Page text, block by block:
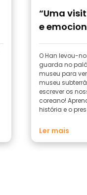
“Uma
e
O Han levou-
guarda no
museu para
museu
escrever os
coreano!
história e o
vivamente!!
Ler mais